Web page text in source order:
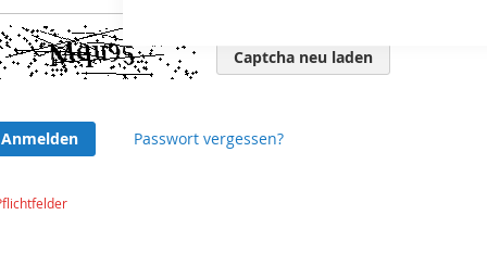
Captcha neu laden
Anmelden Passwort vergessen?